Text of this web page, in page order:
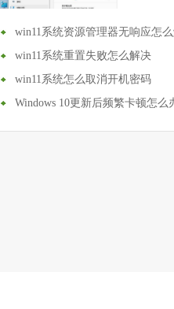
win11系统资源管理器无响应怎
win11系统重置失败怎么解决
win11系统怎么取消开机密码
Windows 10更新后频繁卡顿怎么